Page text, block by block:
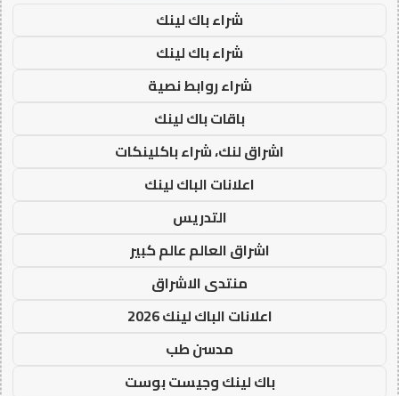
شراء باك لينك
شراء باك لينك
شراء روابط نصية
باقات باك لينك
اشراق لنك، شراء باكلينكات
اعلانات الباك لينك
التدريس
اشراق العالم عالم كبير
منتدى الاشراق
اعلانات الباك لينك 2026
مدسن طب
باك لينك وجيست بوست